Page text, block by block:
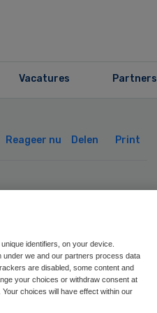
Vacatures Partners
Reageer nu Delen Print
identifiers, on your device.
under we and our partners process data
are disabled, some content and
your choices or withdraw consent at
choices will have effect within our